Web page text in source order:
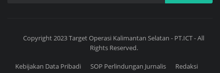
Copyright 2023 Target Operasi Kalimantan Selatan - PT.ICT - All
Rights Reserved.
Kebijakan Data Pribadi SOP Perlindungan Jurnalis Redaksi